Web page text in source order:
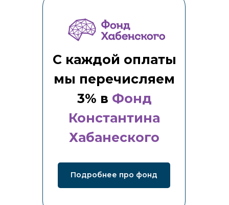
С каждой оплаты
мы перечисляем
3% в Фонд
Константина
Хабанеского
Подробнее про фонд